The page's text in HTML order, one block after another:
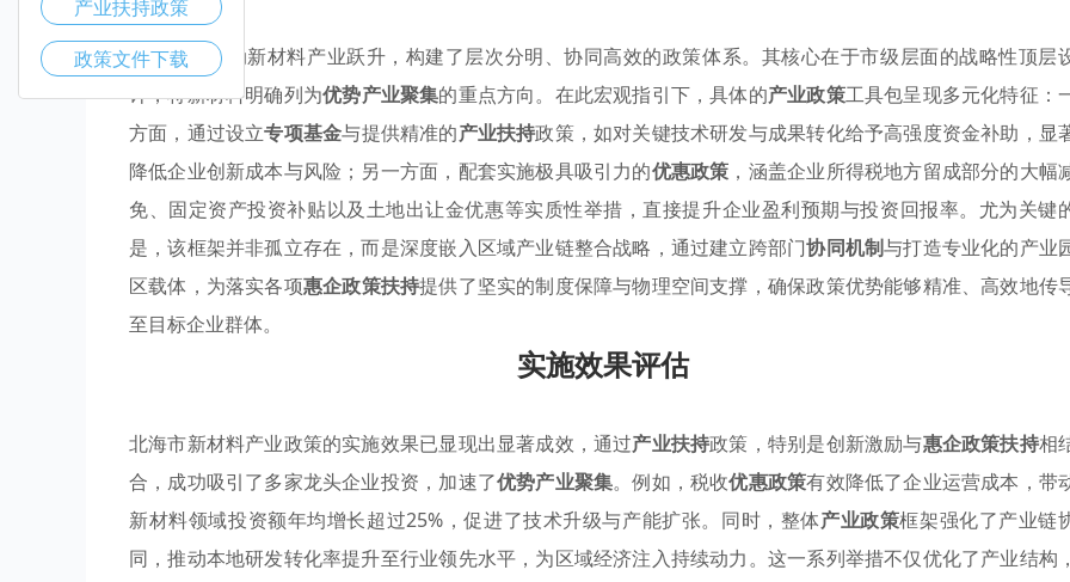
北海市为驱动新材料产业跃升，构建了层次分明、协同高效的政策体系。其核心在于市级层面的战略性顶层
计，将新材料明确列为优势产业聚集的重点方向。在此宏观指引下，具体的产业政策工具包呈现多元化特征：
方面，通过设立专项基金与提供精准的产业扶持政策，如对关键技术研发与成果转化给予高强度资金补助，显
降低企业创新成本与风险；另一方面，配套实施极具吸引力的优惠政策 ，涵盖企业所得税地方留成部分的大幅
免、固定资产投资补贴以及土地出让金优惠等实质性举措，直接提升企业盈利预期与投资回报率。尤为关键
是，该框架并非孤立存在，而是深度嵌入区域产业链整合战略，通过建立跨部门协同机制与打造专业化的产业
区载体，为落实各项惠企政策扶持提供了坚实的制度保障与物理空间支撑，确保政策优势能够精准、高效地传
至目标企业群体。
实施效果评估
北海市新材料产业政策的实施效果已显现出显著成效，通过产业扶持政策，特别是创新激励与惠企政策扶持相
合，成功吸引了多家龙头企业投资，加速了优势产业聚集。例如，税收优惠政策有效降低了企业运营成本，带
新材料领域投资额年均增长超过25%，促进了技术升级与产能扩张。同时，整体产业政策框架强化了产业链
同，推动本地研发转化率提升至行业领先水平，为区域经济注入持续动力。这一系列举措不仅优化了产业结构，
产业扶持政策
政策文件下载